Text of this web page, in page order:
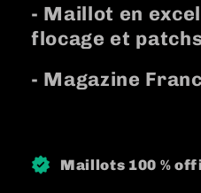
- Maillot en
flocage et
- Magazine
Maillots 100 %